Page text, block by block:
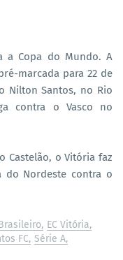
a Copa do Mundo. A
marcada para 22 de
Nilton Santos, no Rio
contra o Vasco no
Castelão, o Vitória faz
do Nordeste contra o
EC Vitória
FC Série A